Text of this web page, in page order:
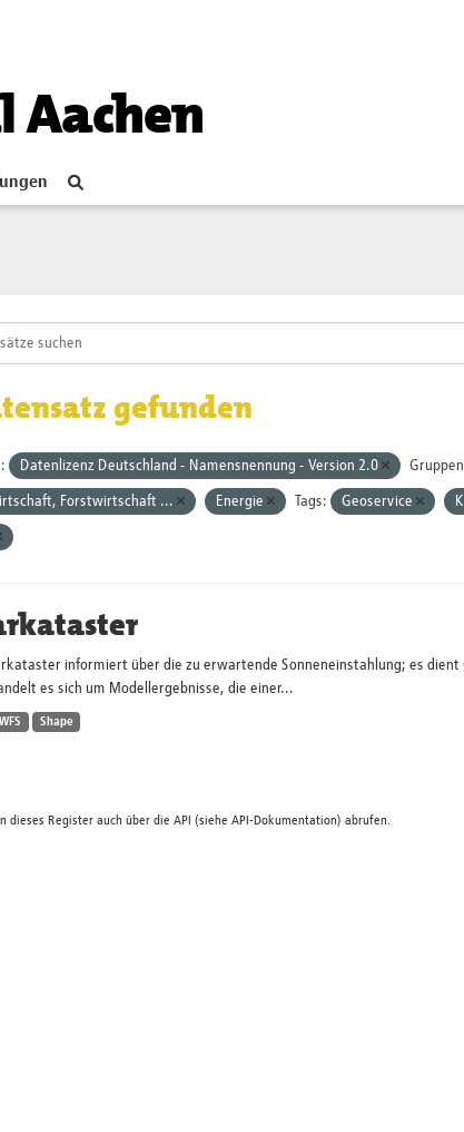
Aachen
gefunden
Datenlizenz Deutschland - Namensnennung - Version 2.0
Forstwirtschaft ... Energie Tags: Geoservice
informiert über die zu erwartende Sonneneinstahlung; es
es sich um Modellergebnisse, die einer...
WFS Shape
dieses Register auch über die API (siehe API-Dokumentation) abrufen.